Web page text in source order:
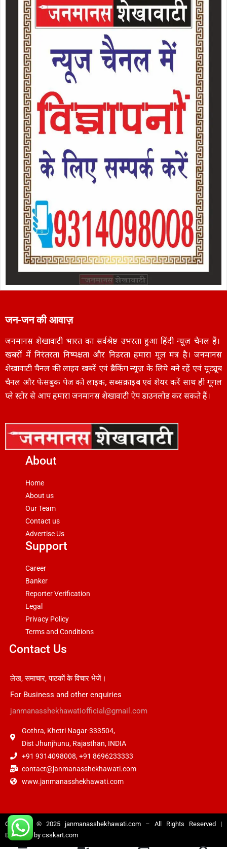
जन-जन की आवाज़
जनमानस शेखावाटी भारत का सर्वश्रेष्ठ उभरता हुआ हिंदी न्यूज़ चैनल हैं।
खबरों में निरंतरता निष्पक्षता और निडरता हमारा मूल मंत्र है। जनमानस
शेखावाटी चैनल की लाइव खबरें एवं ब्रैकिंग न्यूज़ के लिये बने रहें एवं यूट्यूब
चैनल और फेसबुक पेज को लाइक, सब्सक्राइब एवं शेयर करें साथ ही गूगल
प्ले स्टोर से आप हमारा जनमानस शेखावाटी ऐप डाउनलोड कर सकते हैं।
About
Home
About us
Our Team
Contact us
Advertise Us
Support
Career
Banker
Reporter Verification
Legal
Privacy Policy
Terms and Conditions
Contact Us
लेख, समाचार, पाठकों के विचार भेजें।
For Business and other enquiries
janmanasshekhawatiofficial@gmail.com
Gothra, Khetri Nagar-333504,
Dist Jhunjhunu, Rajasthan, INDIA
+91 9314098008, +91 8696233333
contact@janmanasshekhawati.com
www.janmanasshekhawati.com
Copyright © 2025 janmanasshekhawati.com – All Rights Reserved |
Designed by csskart.com